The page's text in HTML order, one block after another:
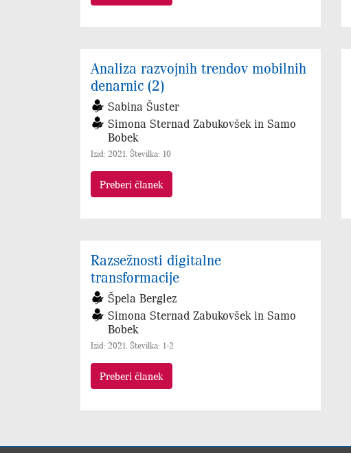
Analiza razvojnih trendov mobilnih
denarnic (2)
Sabina Šuster
Simona Sternad Zabukovšek in Samo
Bobek
Izid: 2021, Številka: 10
Preberi članek
Razsežnosti digitalne
transformacije
Špela Berglez
Simona Sternad Zabukovšek in Samo
Bobek
Izid: 2021, Številka: 1-2
Preberi članek